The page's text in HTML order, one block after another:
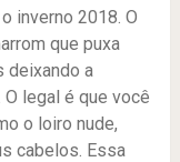
inverno 2018. O
que puxa
deixando a
legal é que você
o loiro nude,
cabelos. Essa